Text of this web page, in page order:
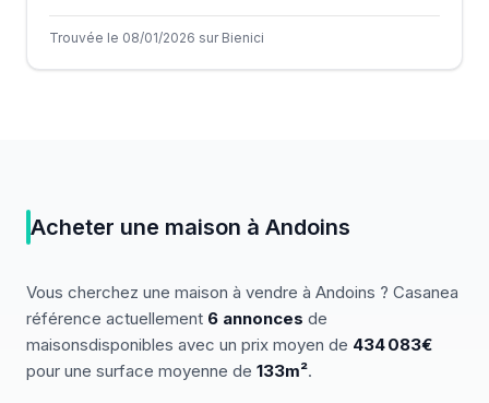
Trouvée le 08/01/2026 sur Bienici
Acheter une maison à Andoins
Vous cherchez une maison à vendre à Andoins ? Casanea
référence actuellement 6 annonces de
maisonsdisponibles avec un prix moyen de 434 083€
pour une surface moyenne de 133m².